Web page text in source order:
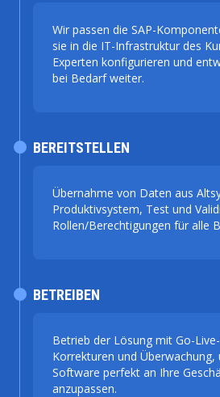
Wir passen die SAP-
sie in die IT-Infrastruktur des
Experten konfigurieren und
bei Bedarf weiter.
Übernahme von Daten aus
Produktivsystem, Test und
Rollen/Berechtigungen für alle
BEREITSTELLEN
Betrieb der Lösung mit Go-
Korrekturen und Überwachung,
Software perfekt an Ihre
anzupassen.
BETREIBEN